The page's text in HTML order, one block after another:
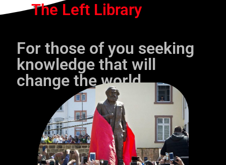
The Left Library
For those of you seeking
knowledge that will
change the world